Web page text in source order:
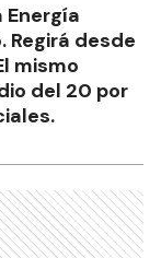
Energía
Regirá desde
mismo
del 20 por